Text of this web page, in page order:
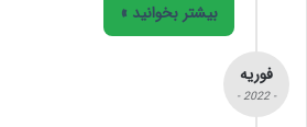
بیشتر بخوانید »
فوریه
- 2022 -